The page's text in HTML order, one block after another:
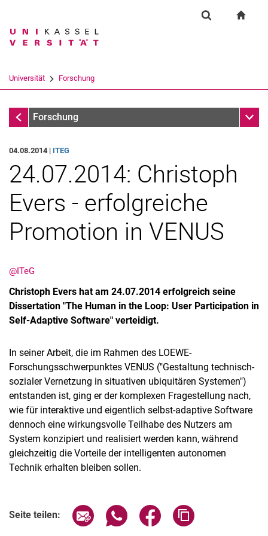
Springe direkt zu: Inhalt
Springe direkt zu: Suche
Springe direkt zu:
Suchbegriff
Suchen (öffnet externen Link in einem
Universität Forschung
Forschung
Forschung
04.08.2014 | ITEG
24.07.2014: Christoph
Evers - erfolgreiche
Promotion in VENUS
@ITeG
Christoph Evers hat am 24.07.2014 erfolgreich seine
Dissertation "The Human in the Loop: User Participation in
Self-Adaptive Software" verteidigt.
In seiner Arbeit, die im Rahmen des LOEWE-
Forschungsschwerpunktes VENUS ("Gestaltung technisch-
sozialer Vernetzung in situativen ubiquitären Systemen")
entstanden ist, ging er der komplexen Fragestellung nach,
wie für interaktive und eigentlich selbst-adaptive Software
dennoch eine wirkungsvolle Teilhabe des Nutzers am
System konzipiert und realisiert werden kann, während
gleichzeitig die Vorteile der intelligenten autonomen
Technik erhalten bleiben sollen.
Seite teilen: Seite über E-Mail teilen
Seite über WhatsApp teilen
Seite über Facebook